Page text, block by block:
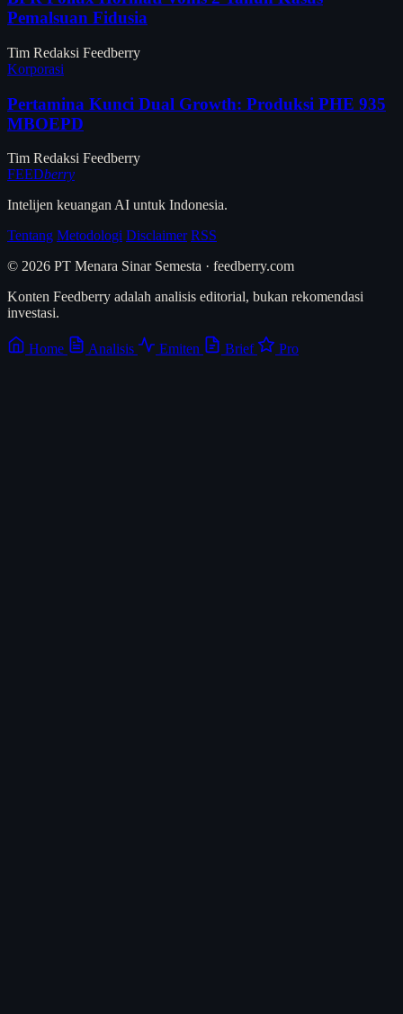
Pemalsuan Fidusia
Tim Redaksi Feedberry
Korporasi
Pertamina Kunci Dual Growth: Produksi PHE 935
MBOEPD
Tim Redaksi Feedberry
FEEDberry
Intelijen keuangan AI untuk Indonesia.
Tentang Metodologi Disclaimer RSS
© 2026 PT Menara Sinar Semesta · feedberry.com
Konten Feedberry adalah analisis editorial, bukan rekomendasi
investasi.
Home Analisis Emiten Brief Pro